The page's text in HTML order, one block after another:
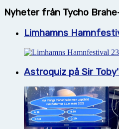
Nyheter från Tycho
Limhamns
Astroquiz på Sir